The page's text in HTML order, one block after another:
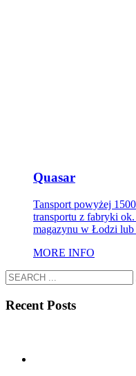
Quasar
Tansport powyżej
transportu z fabryki
magazynu w Łodzi lub
MORE INFO
Recent Posts